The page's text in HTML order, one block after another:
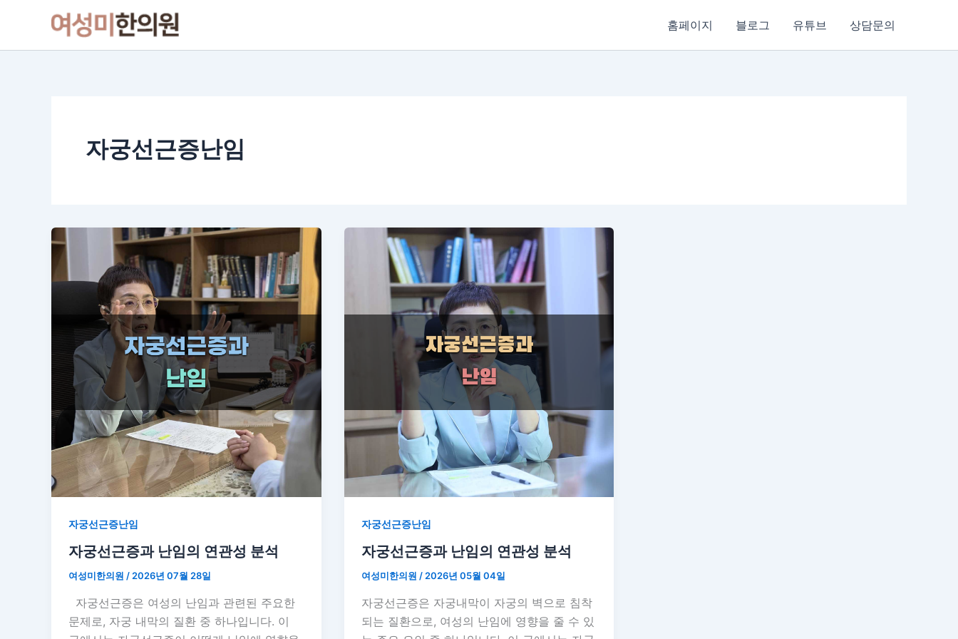
홈페이지 블로그 유튜브 상담문의
자궁선근증난임
자궁선근증난임
자궁선근증과 난임의 연관성 분석
여성미한의원 / 2026년 07월 28일
자궁선근증은 여성의 난임과 관련된 주요한
문제로, 자궁 내막의 질환 중 하나입니다. 이
자궁선근증난임
자궁선근증과 난임의 연관성 분석
여성미한의원 / 2026년 05월 04일
자궁선근증은 자궁내막이 자궁의 벽으로 침착
되는 질환으로, 여성의 난임에 영향을 줄 수 있